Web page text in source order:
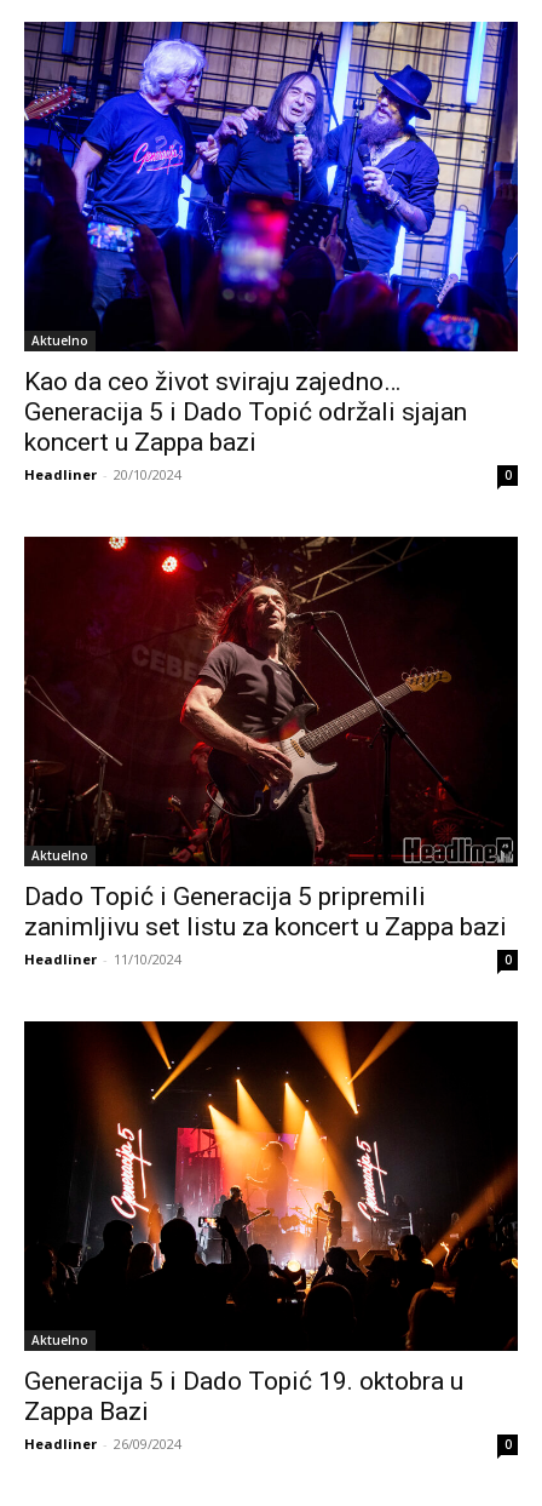
Aktuelno
Kao da ceo život sviraju zajedno…
Generacija 5 i Dado Topić održali sjajan
koncert u Zappa bazi
Headliner - 20/10/2024 0
Aktuelno
Dado Topić i Generacija 5 pripremili
zanimljivu set listu za koncert u Zappa bazi
Headliner - 11/10/2024 0
Aktuelno
Generacija 5 i Dado Topić 19. oktobra u
Zappa Bazi
Headliner - 26/09/2024 0